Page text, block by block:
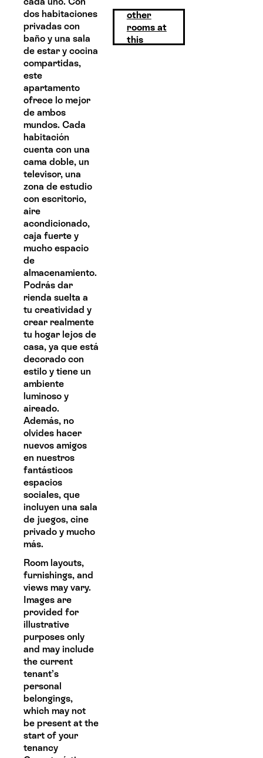
dos habitaciones
privadas con
baño y una sala
de estar y cocina
compartidas,
este
apartamento
ofrece lo mejor
de ambos
mundos. Cada
habitación
cuenta con una
cama doble, un
televisor, una
zona de estudio
con escritorio,
aire
acondicionado,
caja fuerte y
mucho espacio
de
almacenamiento.
Podrás dar
rienda suelta a
tu creatividad y
crear realmente
tu hogar lejos de
casa, ya que está
decorado con
estilo y tiene un
ambiente
luminoso y
aireado.
Además, no
olvides hacer
nuevos amigos
en nuestros
fantásticos
espacios
sociales, que
incluyen una sala
de juegos, cine
privado y mucho
más.
Room layouts,
furnishings, and
views may vary.
Images are
provided for
illustrative
purposes only
and may include
the current
tenant’s
personal
belongings,
which may not
be present at the
start of your
tenancy
other
rooms at
this